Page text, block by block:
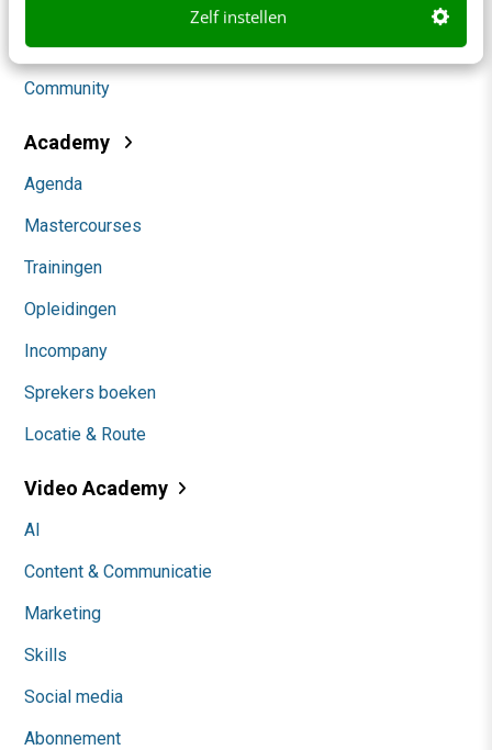
Zelf instellen
Themanieuwsbrieven
Community
Academy
Agenda
Mastercourses
Trainingen
Opleidingen
Incompany
Sprekers boeken
Locatie & Route
Video Academy
AI
Content & Communicatie
Marketing
Skills
Social media
Abonnement